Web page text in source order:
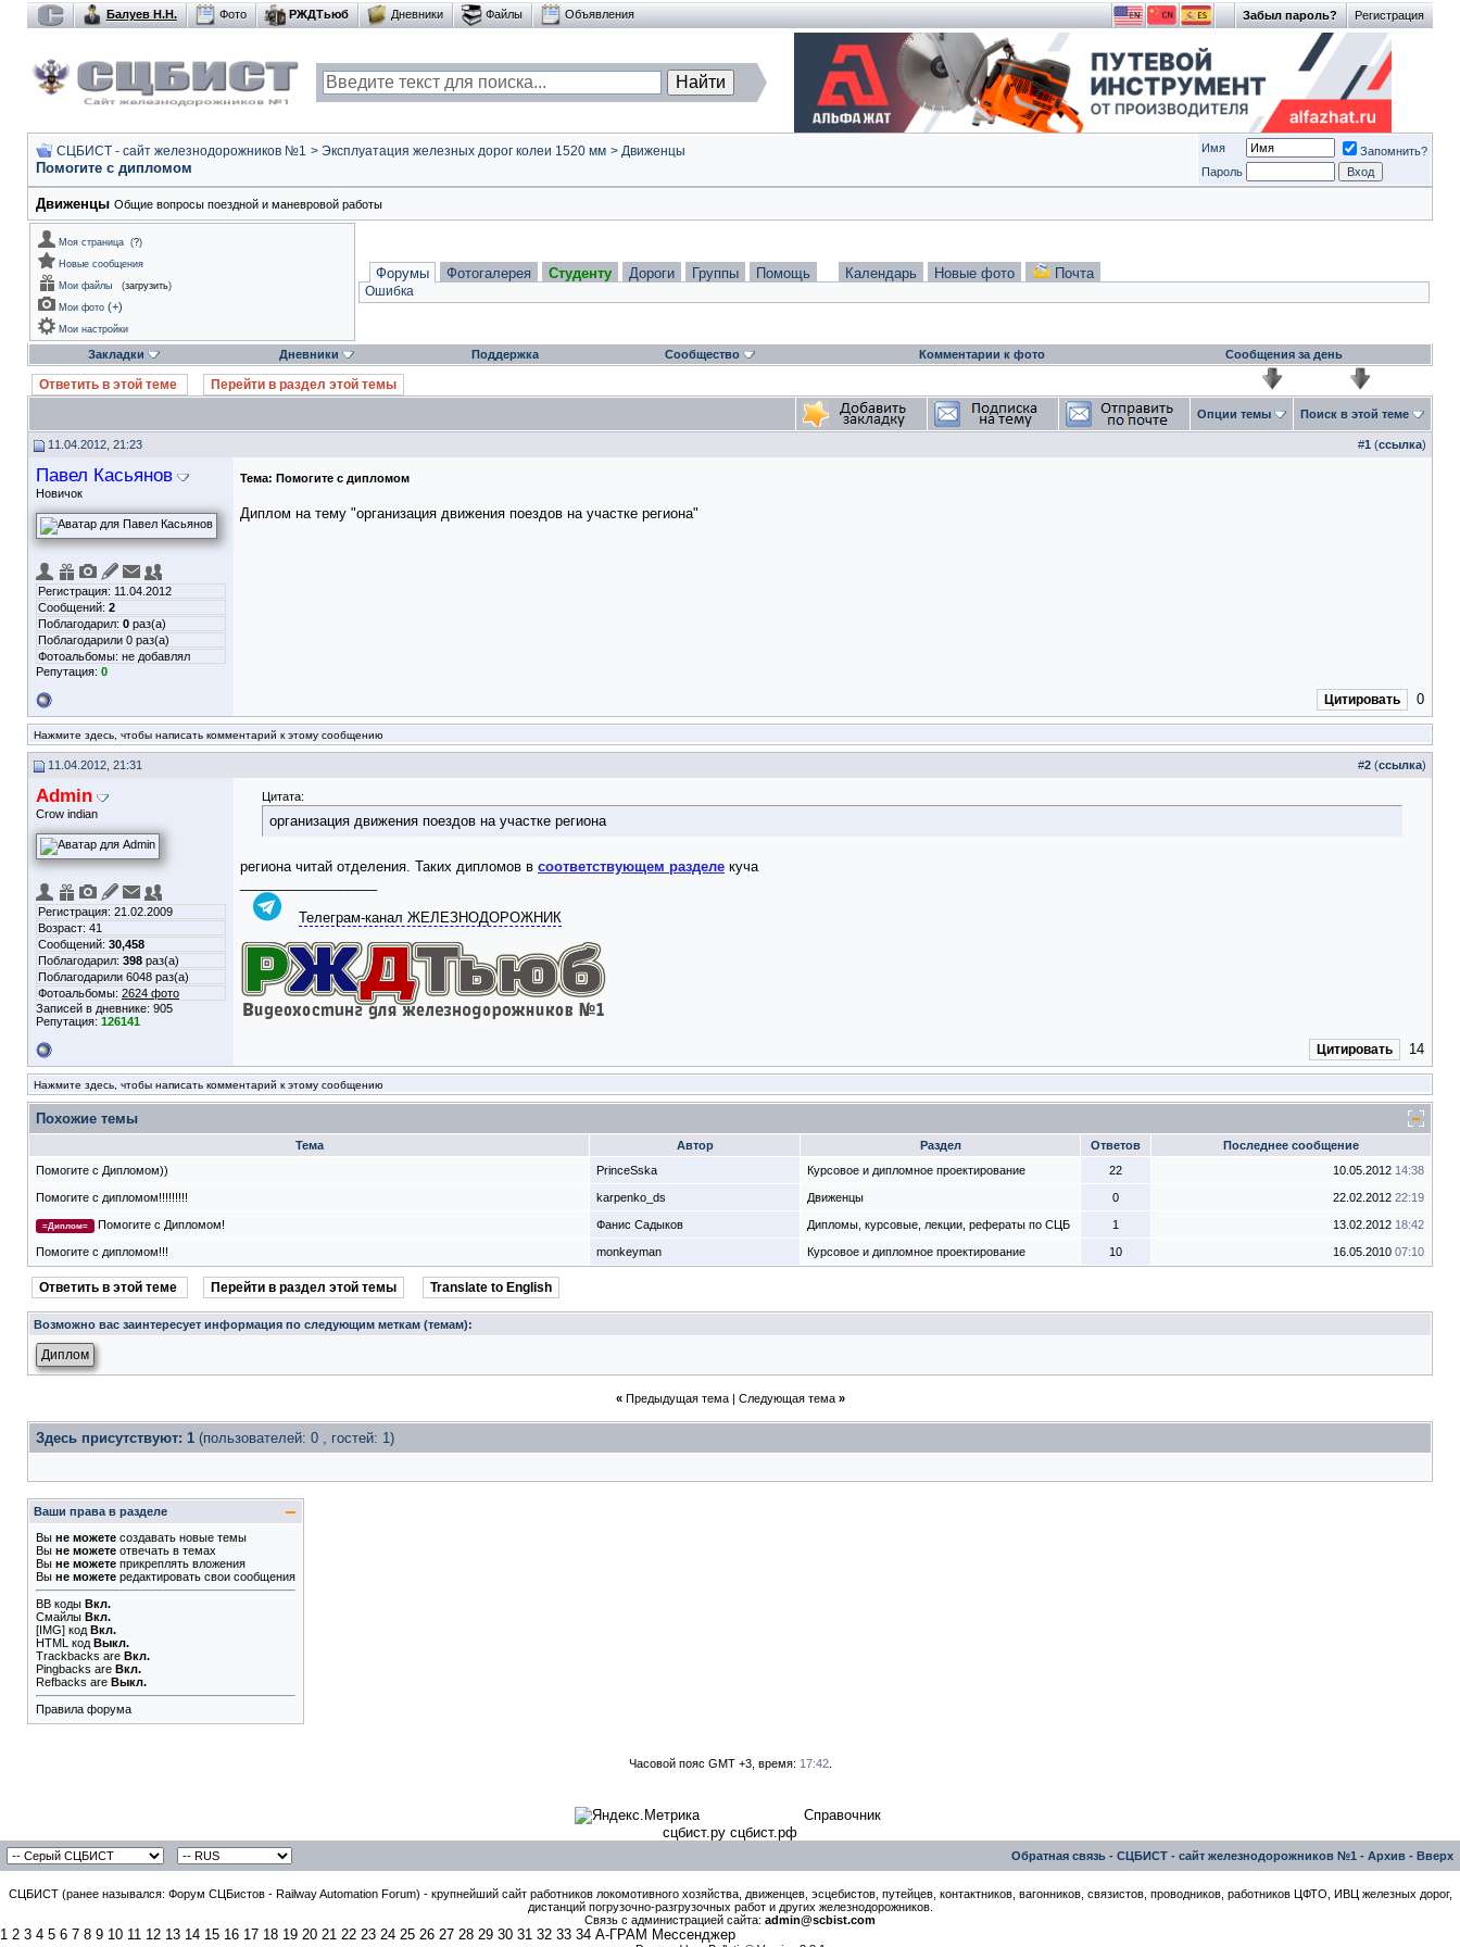
Регистрация
Забыл пароль?
Балуев Н.Н. Фото РЖДТьюб Дневники Файлы Объявления
СЦБИСТ - сайт железнодорожников №1 > Эксплуатация железных дорог колеи 1520 мм > Движенцы
Помогите с дипломом
Имя
Запомнить?
Пароль
Движенцы Общие вопросы поездной и маневровой работы
Моя страница (?)
Новые сообщения
Мои файлы
(загрузить)
Мои фото (+)
Мои настройки
Форумы Фотогалерея Студенту Дороги Группы Помощь Календарь Новые фото Почта
Ошибка
Закладки Дневники Поддержка Сообщество Комментарии к фото Сообщения за день
Ответить в этой теме Перейти в раздел этой темы
Опции темы Поиск в этой теме
11.04.2012, 21:23 #1 (ссылка)
Павел Касьянов
Новичок
Регистрация: 11.04.2012
Сообщений: 2
Поблагодарил: 0 раз(а)
Поблагодарили 0 раз(а)
Фотоальбомы: не добавлял
Репутация: 0
Тема: Помогите с дипломом
Диплом на тему "организация движения поездов на участке региона"
Цитировать 0
Нажмите здесь, чтобы написать комментарий к этому сообщению
11.04.2012, 21:31 #2 (ссылка)
Admin
Crow indian
Регистрация: 21.02.2009
Возраст: 41
Сообщений: 30,458
Поблагодарил: 398 раз(а)
Поблагодарили 6048 раз(а)
Фотоальбомы: 2624 фото
Записей в дневнике: 905
Репутация: 126141
Цитата:
организация движения поездов на участке региона
региона читай отделения. Таких дипломов в соответствующем разделе куча
Телеграм-канал ЖЕЛЕЗНОДОРОЖНИК
Цитировать 14
Нажмите здесь, чтобы написать комментарий к этому сообщению
Похожие темы
Тема Автор Раздел Ответов
Последнее сообщение
Помогите с Дипломом))
PrinceSska Курсовое и дипломное проектирование 22 10.05.2012 14:38
Помогите с дипломом!!!!!!!!! karpenko_ds Движенцы 0 22.02.2012 22:19
=Диплом= Помогите с Дипломом! Фанис Садыков Дипломы, курсовые, лекции, рефераты по СЦБ 1 13.02.2012 18:42
Помогите с дипломом!!! monkeyman Курсовое и дипломное проектирование 10 16.05.2010 07:10
Ответить в этой теме Перейти в раздел этой темы Translate to English
Возможно вас заинтересует информация по следующим меткам (темам):
Диплом
« Предыдущая тема| Следующая тема »
Здесь присутствуют: 1 (пользователей: 0 , гостей: 1)
Ваши права в разделе
Вы не можете создавать новые темы
Вы не можете отвечать в темах
Вы не можете прикреплять вложения
Вы не можете редактировать свои сообщения
BB коды Вкл.
Смайлы Вкл.
[IMG] код Вкл.
HTML код Выкл.
Trackbacks are Вкл.
Pingbacks are Вкл.
Refbacks are Выкл.
Правила форума
Часовой пояс GMT +3, время: 17:42.
Справочник
сцбист.ру сцбист.рф
Обратная связь - СЦБИСТ - сайт железнодорожников №1 - Архив - Вверх
СЦБИСТ (ранее назывался: Форум СЦБистов - Railway Automation Forum) - крупнейший сайт работников локомотивного хозяйства, движенцев, эсцебистов, путейцев, контактников, вагонников, связистов, проводников, работников ЦФТО, ИВЦ железных дорог,
дистанций погрузочно-разгрузочных работ и других железнодорожников.
Связь с администрацией сайта: admin@scbist.com
1 2 3 4 5 6 7 8 9 10 11 12 13 14 15 16 17 18 19 20 21 22 23 24 25 26 27 28 29 30 31 32 33 34 А-ГРАМ Мессенджер